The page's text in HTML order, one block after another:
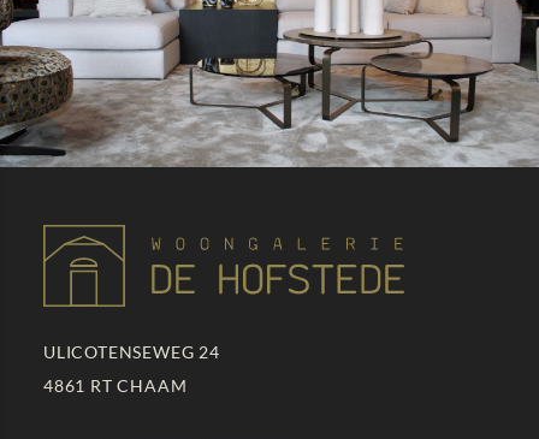
ULICOTENSEWEG 24
4861 RT CHAAM